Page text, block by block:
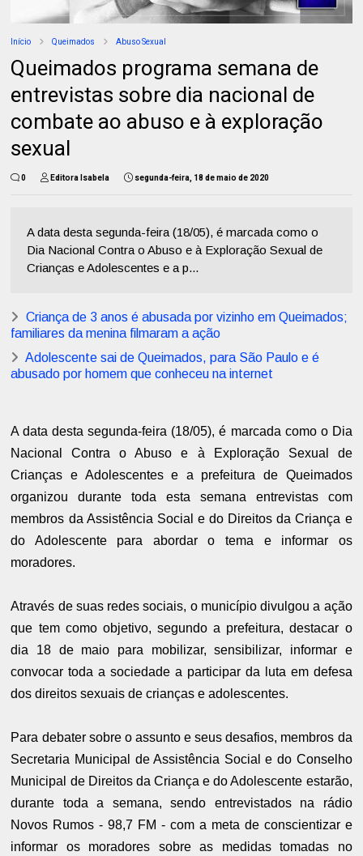
Início Queimados Abuso Sexual
Queimados programa semana de
entrevistas sobre dia nacional de
combate ao abuso e à exploração
sexual
0 Editora Isabela segunda-feira, 18 de maio de 2020
A data desta segunda-feira (18/05), é marcada como o
Dia Nacional Contra o Abuso e à Exploração Sexual de
Crianças e Adolescentes e a p...
Criança de 3 anos é abusada por vizinho em Queimados;
familiares da menina filmaram a ação
Adolescente sai de Queimados, para São Paulo e é
abusado por homem que conheceu na internet
A data desta segunda-feira (18/05), é marcada como o Dia
Nacional Contra o Abuso e à Exploração Sexual de
Crianças e Adolescentes e a prefeitura de Queimados
organizou durante toda esta semana entrevistas com
membros da Assistência Social e do Direitos da Criança e
do Adolescentepara abordar o tema e informar os
moradores.
Através de suas redes sociais, o município divulgou a ação
que tem como objetivo, segundo a prefeitura, destacar o
dia 18 de maio para mobilizar, sensibilizar, informar e
convocar toda a sociedade a participar da luta em defesa
dos direitos sexuais de crianças e adolescentes.
Para debater sobre o assunto e seus desafios, membros da
Secretaria Municipal de Assistência Social e do Conselho
Municipal de Direitos da Criança e do Adolescente estarão,
durante toda a semana, sendo entrevistados na rádio
Novos Rumos - 98,7 FM - com a meta de conscientizar e
informar os moradores sobre as medidas tomadas no